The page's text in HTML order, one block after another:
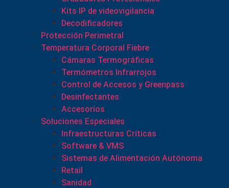
Kits IP de videovigilancia
Decodificadores
Protección Perimetral
Temperatura Corporal Fiebre
Cámaras Termográficas
Termómetros Infrarrojos
Control de Accesos y Greenpass
Desinfectantes
Accesorios
Soluciones Especiales
Infraestructuras Críticas
Software & VMS
Sistemas de Alimentación Autónoma
Retail
Sanidad